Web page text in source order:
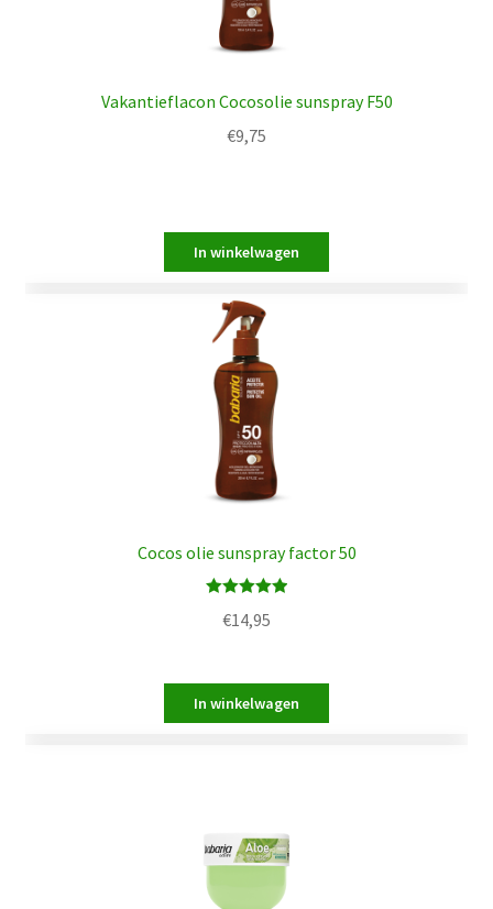
Vakantieflacon Cocosolie sunspray F50
€9,75
Cocos olie sunspray factor 50
uit 5
€14,95